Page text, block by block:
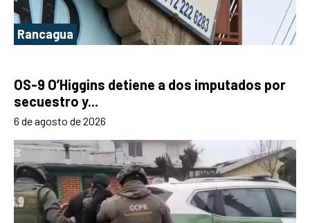
Rancagua
OS-9 O’Higgins detiene a dos imputados por
secuestro y...
6 de agosto de 2026